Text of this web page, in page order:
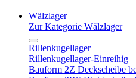
Wälzlager
Zur Kategorie Wälzlager
Rillenkugellager
Rillenkugellager-Einreihig
Bauform 2Z Deckscheibe